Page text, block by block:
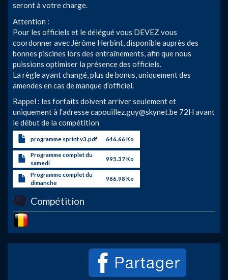
seront à votre charge.
Attention :
Pour les officiels et le délégué vous DEVEZ vous
coordonner avec Jérôme Herbint, disponible auprès des
bonnes piscines lors des entraînements, afin que nous
puissions optimiser la présence des officiels.
La règle ayant changé, plus de bonus, uniquement des
amendes en cas de manque d’officiel.
Rappel : les forfaits doivent arriver seulement et
uniquement à l’adressecapouillez.guy@skynet.be 72H avant
le début de la compétition
programme sprint v3.pdf 646.66 Ko
Programme complet du
samedi
995.37 Ko
Programme complet du
dimanche
986.98 Ko
Compétition
Image